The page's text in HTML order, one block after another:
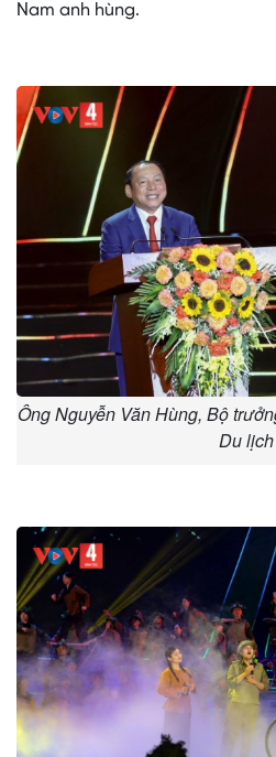
Nam anh hùng.
Ông Nguyễn Văn Hùng, Bộ
Du lịch